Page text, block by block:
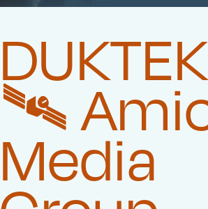
🛰️‍
Media